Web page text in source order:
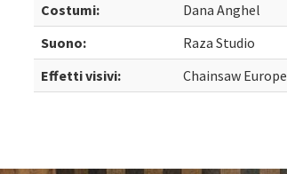
Costumi:
Dana Anghel
Suono:
Raza Studio
Effetti visivi:
Chainsaw Europe